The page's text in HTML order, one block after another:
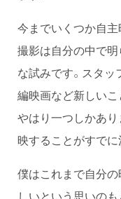
今までいくつか自
撮影は自分の中で
な試みです。スタッ
編映画など新しい
やはり一つしかあ
映することがすでに
僕はこれまで自分
しいという思いの